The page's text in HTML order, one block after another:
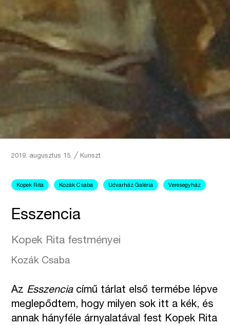
2019. augusztus 15.╱ Kunszt
Kopek Rita Kozák Csaba Udvarház Galéria Veresegyház
Esszencia
Kopek Rita festményei
Kozák Csaba
Az Esszenciacímű tárlat első termébe lépve
meglepődtem, hogy milyen sok itt a kék, és
annak hányféle árnyalatával fest Kopek Rita